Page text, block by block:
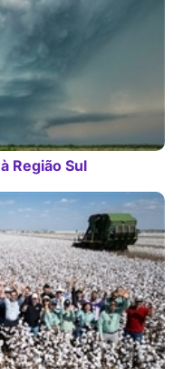
Região Sul